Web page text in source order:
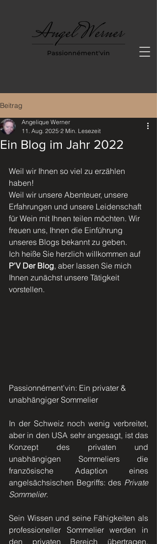
Beitrag
Ein Blog im Jahr 2022
Angelique Werner
11. Aug. 2025 2 Min. Lesezeit
Weil wir Ihnen so viel zu erzählen
haben!
Weil wir unsere Abenteuer, unsere
Erfahrungen und unsere Leidenschaft
für Wein mit Ihnen teilen möchten. Wir
freuen uns, Ihnen die Einführung
unseres Blogs bekannt zu geben.
Ich heiße Sie herzlich willkommen auf
P’V Der Blog, aber lassen Sie mich
Ihnen zunächst unsere Tätigkeit
vorstellen.
Passionnément’vin: Ein privater &
unabhängiger Sommelier
In der Schweiz noch wenig verbreitet,
aber in den USA sehr angesagt, ist das
Konzept des privaten und
unabhängigen Sommeliers die
französische Adaption eines
angelsächsischen Begriffs: des Private
Sommelier.
Sein Wissen und seine Fähigkeiten als
professioneller Sommelier werden in
den privaten Bereich übertragen,